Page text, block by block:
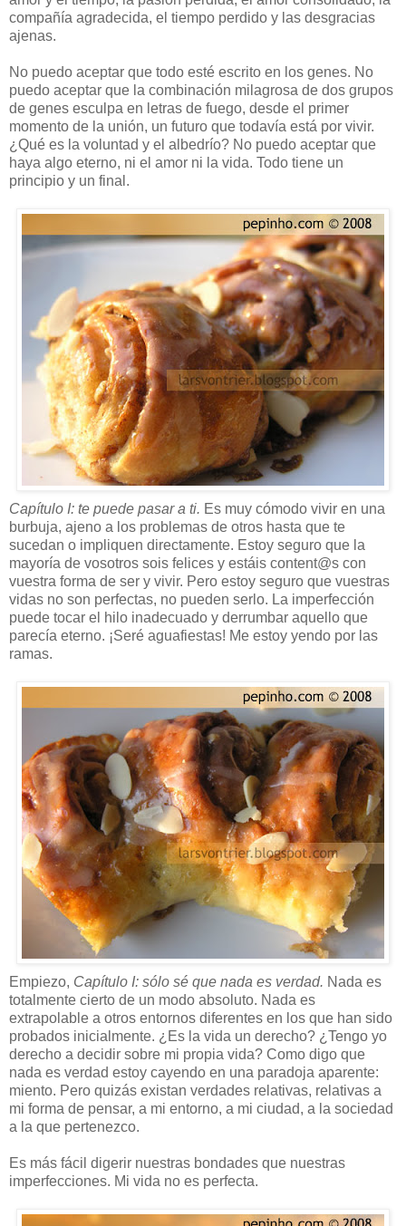
compañía agradecida, el tiempo perdido y las desgracias
ajenas.
No puedo aceptar que todo esté escrito en los genes. No
puedo aceptar que la combinación milagrosa de dos grupos
de genes esculpa en letras de fuego, desde el primer
momento de la unión, un futuro que todavía está por vivir.
¿Qué es la voluntad y el albedrío? No puedo aceptar que
haya algo eterno, ni el amor ni la vida. Todo tiene un
principio y un final.
Capítulo I: te puede pasar a ti. Es muy cómodo vivir en una
burbuja, ajeno a los problemas de otros hasta que te
sucedan o impliquen directamente. Estoy seguro que la
mayoría de vosotros sois felices y estáis content@s con
vuestra forma de ser y vivir. Pero estoy seguro que vuestras
vidas no son perfectas, no pueden serlo. La imperfección
puede tocar el hilo inadecuado y derrumbar aquello que
parecía eterno. ¡Seré aguafiestas! Me estoy yendo por las
ramas.
Empiezo, Capítulo I: sólo sé que nada es verdad. Nada es
totalmente cierto de un modo absoluto. Nada es
extrapolable a otros entornos diferentes en los que han sido
probados inicialmente. ¿Es la vida un derecho? ¿Tengo yo
derecho a decidir sobre mi propia vida? Como digo que
nada es verdad estoy cayendo en una paradoja aparente:
miento. Pero quizás existan verdades relativas, relativas a
mi forma de pensar, a mi entorno, a mi ciudad, a la sociedad
a la que pertenezco.
Es más fácil digerir nuestras bondades que nuestras
imperfecciones. Mi vida no es perfecta.